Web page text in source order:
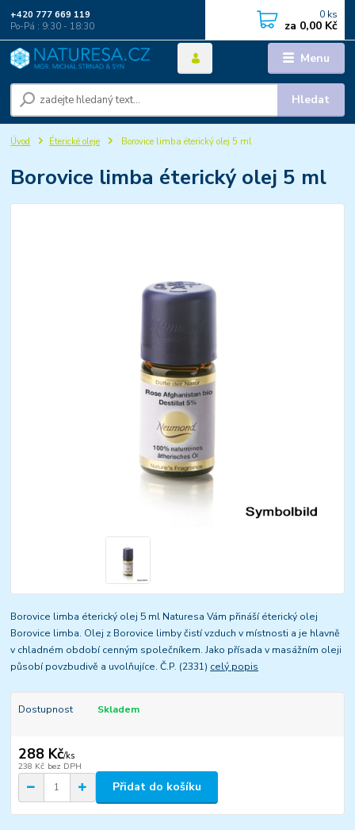
Menu
Hledat
+420 777 669 119
Po-Pá : 9:30 - 18:30
0 ks
za 0,00 Kč
Úvod Éterické oleje Borovice limba éterický olej 5 ml
Borovice limba éterický olej 5 ml
Borovice limba éterický olej 5 ml Naturesa Vám přináší éterický olej
Borovice limba. Olej z Borovice limby čistí vzduch v místnosti a je hlavně
v chladném období cenným společníkem. Jako přísada v masážním oleji
působí povzbudivě a uvolňujíce. Č.P. (2331) celý popis
Dostupnost Skladem
288 Kč/ks
238 Kč bez DPH
Přidat do košíku